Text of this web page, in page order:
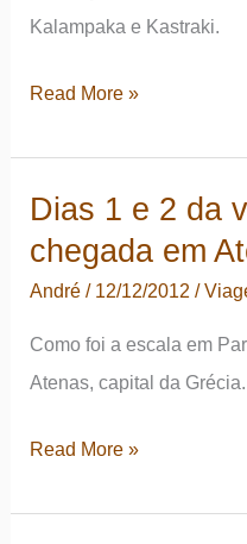
arqueológico
Kalampaka e Kastraki.
Dias
4
da
viagem:
Read More »
Dias 1 e 2 da
chegada em
André/ 12/12/2012/
Como foi a escala em
Atenas, capital da Grécia.
Dias
Read More »